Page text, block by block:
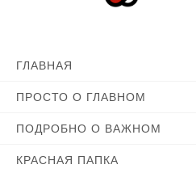
ГЛАВНАЯ
ПРОСТО О ГЛАВНОМ
ПОДРОБНО О ВАЖНОМ
КРАСНАЯ ПАПКА